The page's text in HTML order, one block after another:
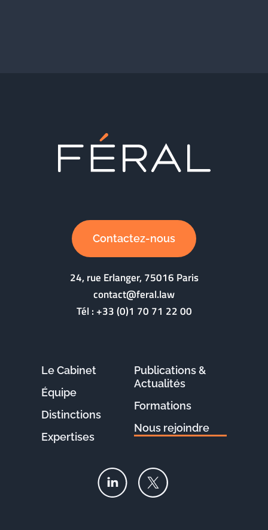
Contactez-nous
24, rue Erlanger, 75016 Paris
contact@feral.law
Tél :+33 (0)1 70 71 22 00
Le Cabinet
Équipe
Distinctions
Expertises
Publications &
Actualités
Formations
Nous rejoindre